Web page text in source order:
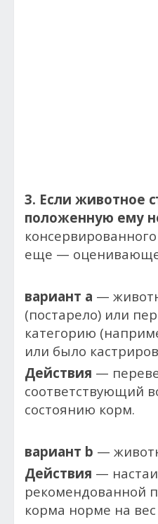
3. Если животное
положенную ему
еще — оценивающе
вариант a —
(постарело) или
категорию
или было
Действия —
соответствующий
состоянию корм.
вариант b —
Действия —
рекомендованной
корма норме на